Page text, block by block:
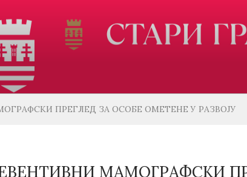
ПРЕГЛЕД ЗА ОСОБЕ ОМЕТЕНЕ У РАЗВОЈУ
МАМОГРАФСКИ